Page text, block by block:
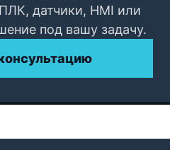
датчики, HMI или
под вашу задачу.